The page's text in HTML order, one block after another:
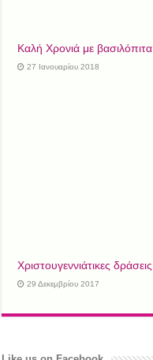
Καλή Χρονιά με βασιλόπιτα
27 Ιανουαρίου 2018
Χριστουγεννιάτικες
29 Δεκεμβρίου 2017